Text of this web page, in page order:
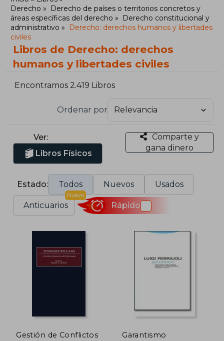
Derecho
Derecho de países o territorios concretos y
áreas específicas del derecho
Derecho constitucional y
administrativo
Derecho: derechos humanos y libertades
civiles
Libros de Derecho: derechos
humanos y libertades civiles
Encontramos 2.419 Libros
Ordenar por
Ver:
Libros Físicos
Comparte y
gana dinero
Estado: Todos Nuevos Usados
Anticuarios
Nuevo
Rápido
Gestión de Conflictos Garantismo